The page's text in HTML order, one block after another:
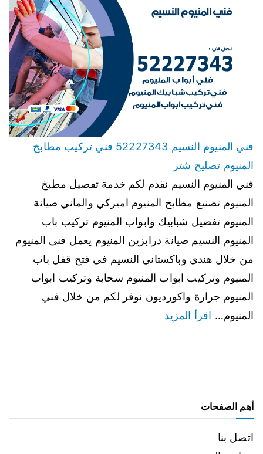
فني المنيوم النسيم 52227343 فني تركيب مطابخ
المنيوم تصليح شتر
فني المنيوم النسيم نقدم لكم خدمة تفصيل مطبخ
المنيوم تصنيع مطابخ المنيوم اميركي والماني صيانة
المنيوم تفصيل شبابيك وابواب المنيوم تركيب باب
المنيوم النسيم صيانة درابزين المنيوم يعمل فنى المنيوم
من خلال هندي وباكستاني النسيم في فتح قفل باب
المنيوم وتركيب ابواب المنيوم سحابة وتركيب ابواب
المنيوم جرارة واكورديون نوفر لكم من خلال فني
المنيوم… اقرأ المزيد
أهم الصفحات
اتصل بنا